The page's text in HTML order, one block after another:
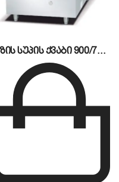
გაზის სუპის ქვაბი 900/700 სერია MA-100G